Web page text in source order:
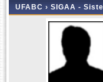
UFABC › SIGAA -